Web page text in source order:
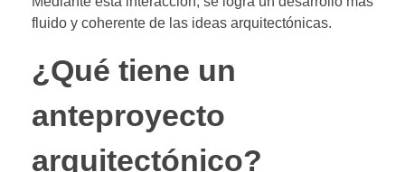
fluido y coherente de las ideas arquitectónicas.
¿Qué tiene un
anteproyecto
arquitectónico?